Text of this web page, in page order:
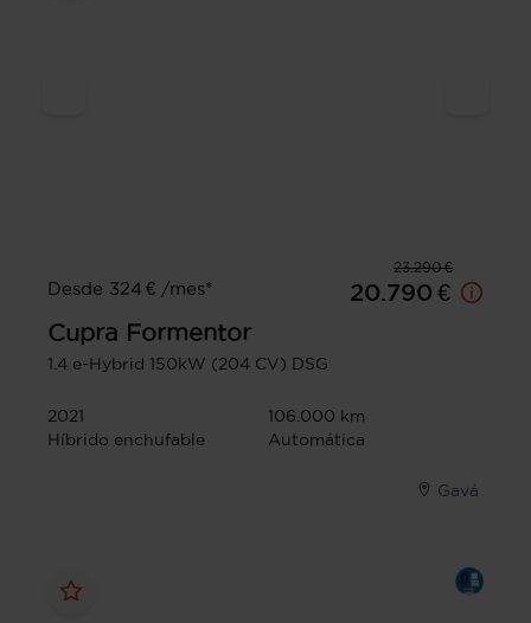
23.290 €
Desde 324 € /mes*
20.790 €
Cupra Formentor
1.4 e-Hybrid 150kW (204 CV) DSG
2021
106.000 km
Híbrido enchufable
Automática
Gavá